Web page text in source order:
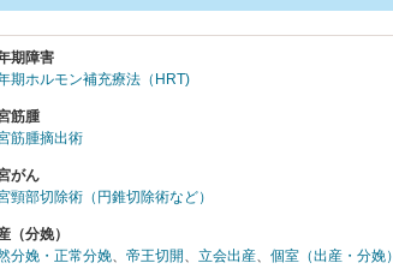
期障害
期ホルモン補充療法（HRT)
筋腫
筋腫摘出術
がん
頸部切除術（円錐切除術など）
（分娩）
分娩・正常分娩、 帝王切開、 立会出産、 個室（出産・分娩）